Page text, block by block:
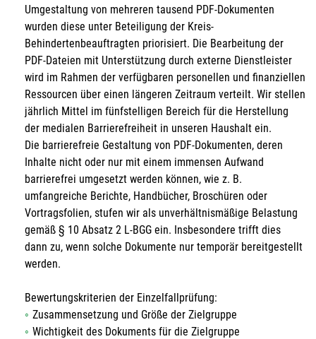
Umgestaltung von mehreren tausend PDF-Dokumenten
wurden diese unter Beteiligung der Kreis-
Behindertenbeauftragten priorisiert. Die Bearbeitung der
PDF-Dateien mit Unterstützung durch externe Dienstleister
wird im Rahmen der verfügbaren personellen und finanziellen
Ressourcen über einen längeren Zeitraum verteilt. Wir stellen
jährlich Mittel im fünfstelligen Bereich für die Herstellung
der medialen Barrierefreiheit in unseren Haushalt ein.
Die barrierefreie Gestaltung von PDF-Dokumenten, deren
Inhalte nicht oder nur mit einem immensen Aufwand
barrierefrei umgesetzt werden können, wie z. B.
umfangreiche Berichte, Handbücher, Broschüren oder
Vortragsfolien, stufen wir als unverhältnismäßige Belastung
gemäß § 10 Absatz 2 L-BGG ein. Insbesondere trifft dies
dann zu, wenn solche Dokumente nur temporär bereitgestellt
werden.
Bewertungskriterien der Einzelfallprüfung:
Zusammensetzung und Größe der Zielgruppe
Wichtigkeit des Dokuments für die Zielgruppe